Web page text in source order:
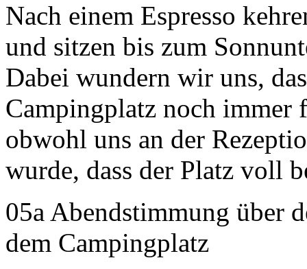
Nach einem Espresso
und sitzen bis zum
Dabei wundern wir uns,
Campingplatz noch immer
obwohl uns an der
wurde, dass der Platz voll
05a Abendstimmung über
dem Campingplatz